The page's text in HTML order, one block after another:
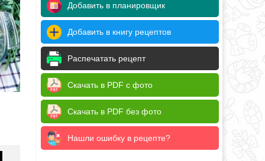
Добавить в планировщик
Добавить в книгу рецептов
Распечатать рецепт
Скачать в PDF с фото
Скачать в PDF без фото
Нашли ошибку в рецепте?